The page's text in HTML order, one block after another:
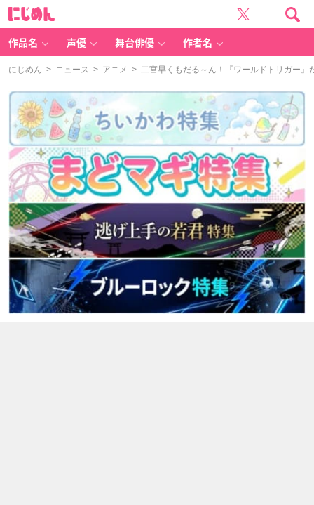
作品名 声優 舞台俳優 作者名
にじめん > ニュース > アニメ > 二宮早くもだる～ん！『ワールドトリガー』